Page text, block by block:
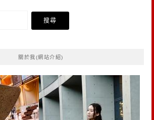
關於我(網站介紹)